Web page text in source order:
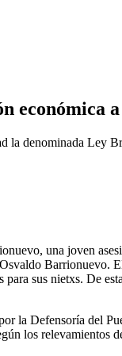
económica
denominada Ley
una joven
Barrionuevo.
sus nietxs. De
la Defensoría del
los relevamientos